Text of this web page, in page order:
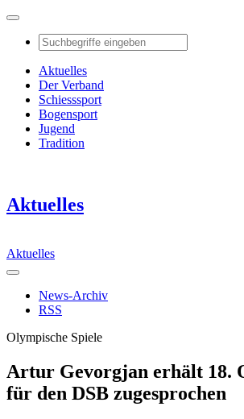
Aktuelles
Der Verband
Schiesssport
Bogensport
Jugend
Tradition
Aktuelles
Aktuelles
News-Archiv
RSS
Olympische Spiele
Artur Gevorgjan erhält 18.
für den DSB zugesprochen